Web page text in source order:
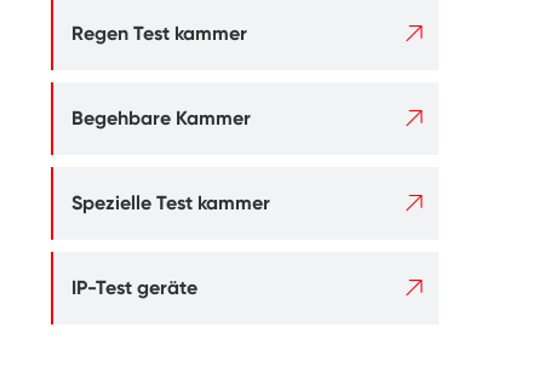
Regen Test kammer 
Begehbare Kammer 
Spezielle Test kammer 
IP-Test geräte 